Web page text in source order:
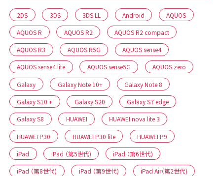
2DS 3DS 3DS LL Android AQUOS
AQUOS R AQUOS R2 AQUOS R2 compact
AQUOS R3 AQUOS R5G AQUOS sense4
AQUOS sense4 lite AQUOS sense5G AQUOS zero
Galaxy Galaxy Note 10+ Galaxy Note 8
Galaxy S10 + Galaxy S20 Galaxy S7 edge
Galaxy S8 HUAWEI HUAWEI nova lite 3
HUAWEI P30 HUAWEI P30 lite HUAWEI P9
iPad iPad （第5世代) iPad （第6世代)
iPad （第8世代) iPad （第9世代) iPad Air（第2世代)